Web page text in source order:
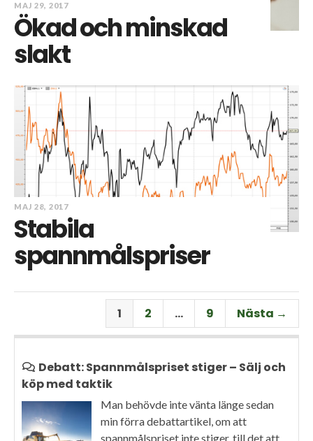
MAJ 29, 2017
Ökad och minskad
slakt
MAJ 28, 2017
Stabila
spannmålspriser
1 2 … 9 Nästa →
Debatt: Spannmålspriset stiger – Sälj och
köp med taktik
Man behövde inte vänta länge sedan
min förra debattartikel, om att
spannmålspriset inte stiger, till det att